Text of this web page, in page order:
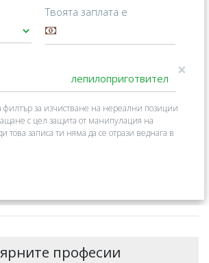
Твоята заплата е
×
филтър за изчистване на нереални позиции
с цел защита от манипулация на
това записа ти няма да се отрази веднага в
професии